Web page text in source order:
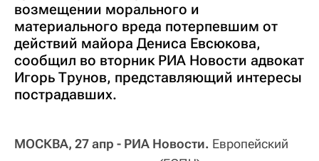
возмещении морального и
материального вреда потерпевшим от
действий майора Дениса Евсюкова,
сообщил во вторник РИА Новости адвокат
Игорь Трунов, представляющий интересы
пострадавших.
МОСКВА, 27 апр - РИА Новости. Европейский